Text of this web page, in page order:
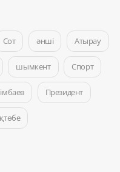
Сот әнші Атырау
шымкент Спорт
Президент